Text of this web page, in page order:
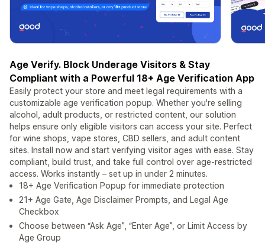
Age Verify. Block Underage Visitors & Stay
Compliant with a Powerful 18+ Age Verification App
Easily protect your store and meet legal requirements with a
customizable age verification popup. Whether you're selling
alcohol, adult products, or restricted content, our solution
helps ensure only eligible visitors can access your site. Perfect
for wine shops, vape stores, CBD sellers, and adult content
sites. Install now and start verifying visitor ages with ease. Stay
compliant, build trust, and take full control over age-restricted
access. Works instantly – set up in under 2 minutes.
18+ Age Verification Popup for immediate protection
21+ Age Gate, Age Disclaimer Prompts, and Legal Age
Checkbox
Choose between “Ask Age”, “Enter Age”, or Limit Access by
Age Group